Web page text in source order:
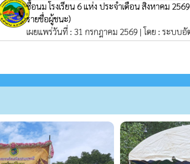
ซื้อนม โรงเรียน 6 แห่ง ประจำเดือน สิงหาคม 2569
รายชื่อผู้ชนะ)
เผยแพร่วันที่ : 31 กรกฎาคม 2569 | โดย : ระบบอั